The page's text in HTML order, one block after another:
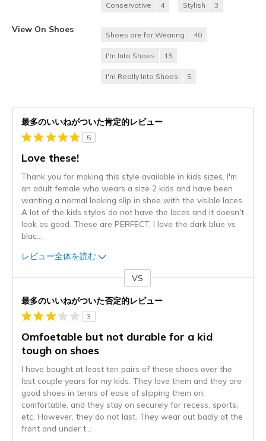
Conservative 4 Stylish 3
View On Shoes
Shoes are for Wearing 40
I'm Into Shoes 13
I'm Really Into Shoes 5
最多のいいねがついた肯定的レビュー
5
Love these!
Thank you for making this style available in kids sizes. I'm
an adult female who wears a size 2 kids and have been
wanting a normal looking slip in shoe with the visible laces.
A lot of the kids styles do not have the laces and it doesn't
look as good. These are PERFECT, I love the dark blue vs
blac
レビュー全体を読む
VS
最多のいいねがついた否定的レビュー
3
Omfoetable but not durable for a kid
tough on shoes
I have bought at least ten pairs of these shoes over the
last couple years for my kids. They love them and they are
good shoes in terms of ease of slipping them on,
comfortable, and they stay on securely for recess, sports,
etc. However, they do not last. They wear out badly at the
front and under t